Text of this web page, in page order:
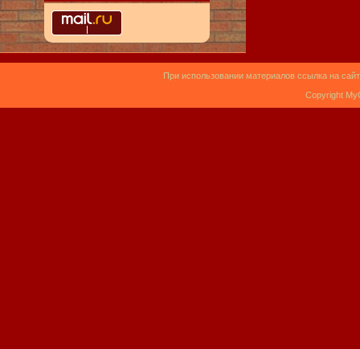
При использовании материалов ссылка на
Copyright